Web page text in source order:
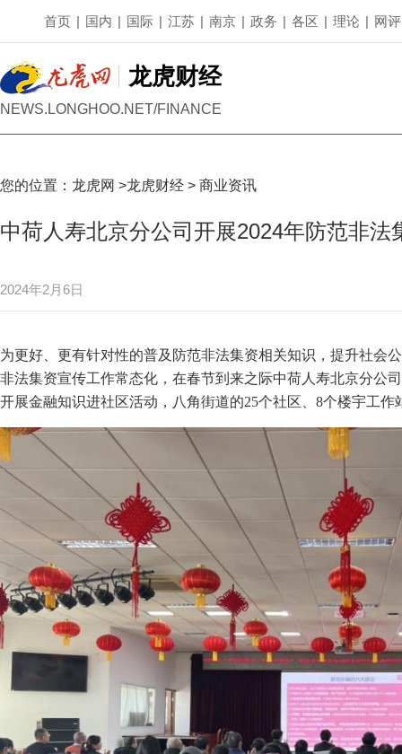
首页 | 国内 | 国际 | 江苏 | 南京 | 政务 | 各区 | 理论 | 网评
龙虎财经
NEWS.LONGHOO.NET/FINANCE
您的位置： 龙虎网 >龙虎财经 > 商业资讯
中荷人寿北京分公司开展2024年防范非法
2024年2月6日
为更好、更有针对性的普及防范非法集资相关知识，提升社会
非法集资宣传工作常态化，在春节到来之际中荷人寿北京分公
开展金融知识进社区活动，八角街道的25个社区、8个楼宇工作